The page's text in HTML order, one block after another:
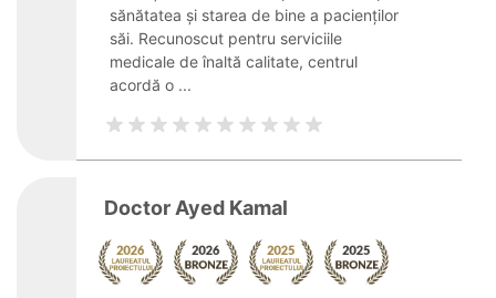
sănătatea și starea de bine a pacienților
săi. Recunoscut pentru serviciile
medicale de înaltă calitate, centrul
acordă o ...
Doctor Ayed Kamal